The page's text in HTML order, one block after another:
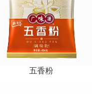
五香粉